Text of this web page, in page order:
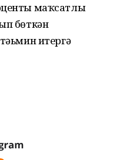
маҡсатлы
бөткән
итергә